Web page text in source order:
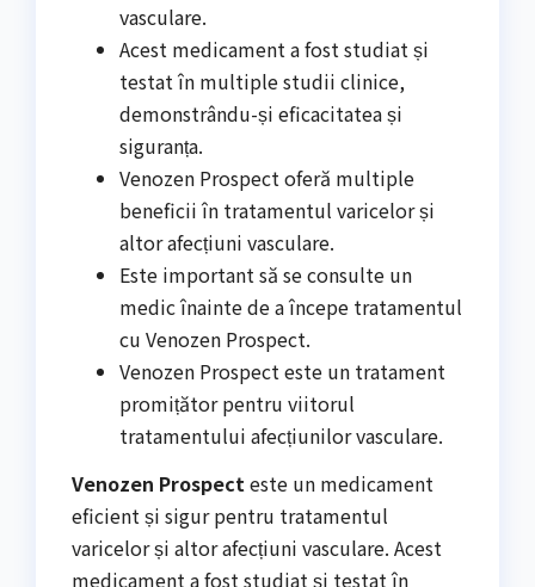
vasculare.
Acest medicament a fost studiat și
testat în multiple studii clinice,
demonstrându-și eficacitatea și
siguranța.
Venozen Prospect oferă multiple
beneficii în tratamentul varicelor și
altor afecțiuni vasculare.
Este important să se consulte un
medic înainte de a începe tratamentul
cu Venozen Prospect.
Venozen Prospect este un tratament
promițător pentru viitorul
tratamentului afecțiunilor vasculare.
Venozen Prospect este un medicament
eficient și sigur pentru tratamentul
varicelor și altor afecțiuni vasculare. Acest
medicament a fost studiat și testat în